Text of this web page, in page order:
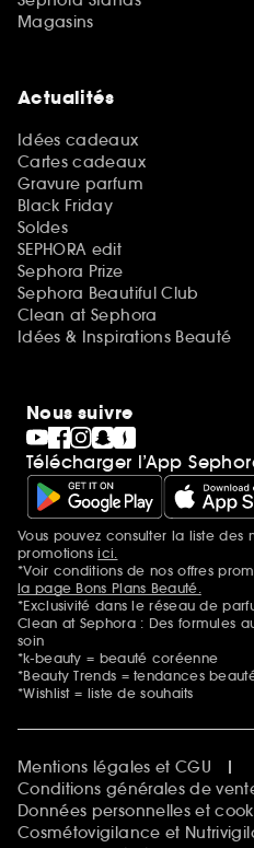
Magasins
Actualités
Idées cadeaux
Cartes cadeaux
Gravure parfum
Black Friday
Soldes
SEPHORA edit
Sephora Prize
Sephora Beautiful Club
Clean at Sephora
Idées & Inspirations Beauté
Nous suivre
Télécharger l’App
Mentions additionnelles
Vous pouvez consulter la liste des
promotionsici.
*Voir conditions de nos offres
la page Bons Plans Beauté.
*Exclusivité dans le réseau de
Clean at Sephora : Des formules
soin
*k-beauty = beauté coréenne
*Beauty Trends = tendances
*Wishlist = liste de souhaits
Mentions légales et CGU
Conditions générales de
Données personnelles et
Cosmétovigilance et